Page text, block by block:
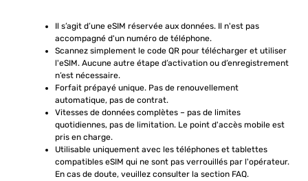
Il s’agit d’une eSIM réservée aux données. Il n'est pas
accompagné d'un numéro de téléphone.
Scannez simplement le code QR pour télécharger et utiliser
l'eSIM. Aucune autre étape d’activation ou d’enregistrement
n’est nécessaire.
Forfait prépayé unique. Pas de renouvellement
automatique, pas de contrat.
Vitesses de données complètes – pas de limites
quotidiennes, pas de limitation. Le point d'accès mobile est
pris en charge.
Utilisable uniquement avec les téléphones et tablettes
compatibles eSIM qui ne sont pas verrouillés par l'opérateur.
En cas de doute, veuillez consulter la section FAQ.